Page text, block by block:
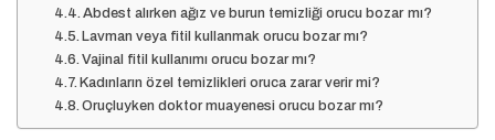
Abdest alırken ağız ve burun temizliği orucu bozar mı?
Lavman veya fitil kullanmak orucu bozar mı?
Vajinal fitil kullanımı orucu bozar mı?
Kadınların özel temizlikleri oruca zarar verir mi?
Oruçluyken doktor muayenesi orucu bozar mı?